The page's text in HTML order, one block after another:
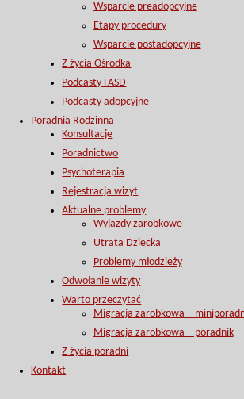
Wsparcie preadopcyjne
Etapy procedury
Wsparcie postadopcyjne
Z życia Ośrodka
Podcasty FASD
Podcasty adopcyjne
Poradnia Rodzinna
Konsultacje
Poradnictwo
Psychoterapia
Rejestracja wizyt
Aktualne problemy
Wyjazdy zarobkowe
Utrata Dziecka
Problemy młodzieży
Odwołanie wizyty
Warto przeczytać
Migracja zarobkowa –
Migracja zarobkowa – poradnik
Z życia poradni
Kontakt